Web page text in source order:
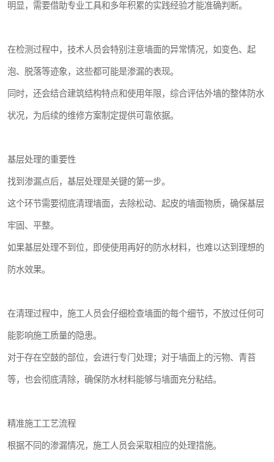
明显，需要借助专业工具和多年积累的实践经验才能准确判断。
在检测过程中，技术人员会特别注意墙面的异常情况，如变色、起
泡、脱落等迹象，这些都可能是渗漏的表现。
同时，还会结合建筑结构特点和使用年限，综合评估外墙的整体防水
状况，为后续的维修方案制定提供可靠依据。
基层处理的重要性
找到渗漏点后，基层处理是关键的第一步。
这个环节需要彻底清理墙面，去除松动、起皮的墙面物质，确保基层
牢固、平整。
如果基层处理不到位，即使使用再好的防水材料，也难以达到理想的
防水效果。
在清理过程中，施工人员会仔细检查墙面的每个细节，不放过任何可
能影响施工质量的隐患。
对于存在空鼓的部位，会进行专门处理；对于墙面上的污物、青苔
等，也会彻底清除，确保防水材料能够与墙面充分粘结。
精准施工工艺流程
根据不同的渗漏情况，施工人员会采取相应的处理措施。